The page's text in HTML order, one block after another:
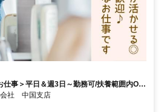
仕事＞平日＆週3日～勤務可/扶養範囲内OK/
会社 中国支店